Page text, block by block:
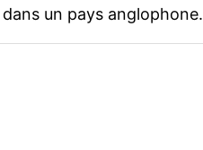
un pays anglophone.